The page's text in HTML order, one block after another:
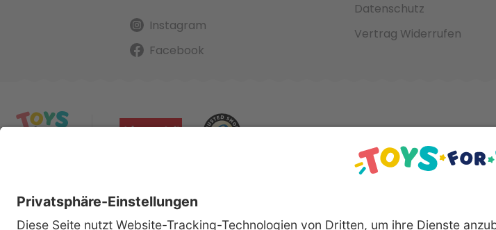
Instagram
Facebook
Datenschutz
Vertrag Widerrufen